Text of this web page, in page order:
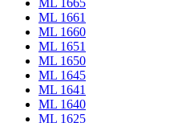
ML 1661
ML 1660
ML 1651
ML 1650
ML 1645
ML 1641
ML 1640
ML 1625